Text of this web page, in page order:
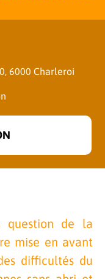
6000 Charleroi
question de la
mise en avant
difficultés du